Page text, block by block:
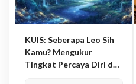
KUIS: Seberapa Leo Sih
Kamu? Mengukur
Tingkat Percaya Diri dan